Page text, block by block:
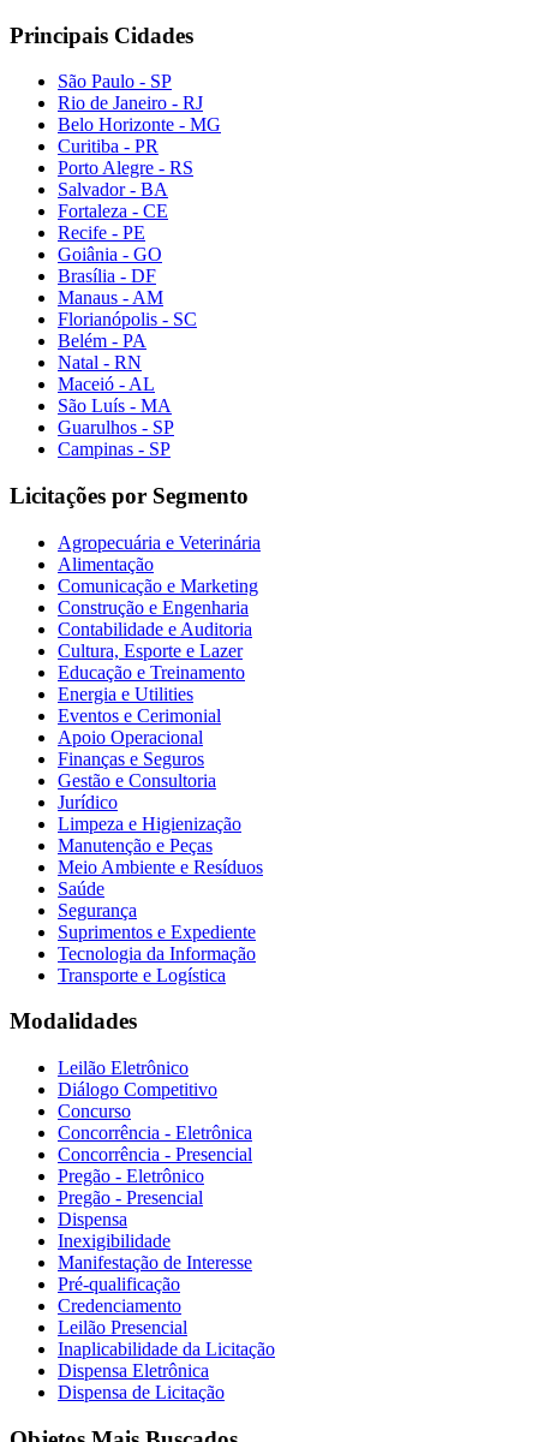
Principais Cidades
São Paulo - SP
Rio de Janeiro - RJ
Belo Horizonte - MG
Curitiba - PR
Porto Alegre - RS
Salvador - BA
Fortaleza - CE
Recife - PE
Goiânia - GO
Brasília - DF
Manaus - AM
Florianópolis - SC
Belém - PA
Natal - RN
Maceió - AL
São Luís - MA
Guarulhos - SP
Campinas - SP
Licitações por Segmento
Agropecuária e Veterinária
Alimentação
Comunicação e Marketing
Construção e Engenharia
Contabilidade e Auditoria
Cultura, Esporte e Lazer
Educação e Treinamento
Energia e Utilities
Eventos e Cerimonial
Apoio Operacional
Finanças e Seguros
Gestão e Consultoria
Jurídico
Limpeza e Higienização
Manutenção e Peças
Meio Ambiente e Resíduos
Saúde
Segurança
Suprimentos e Expediente
Tecnologia da Informação
Transporte e Logística
Modalidades
Leilão Eletrônico
Diálogo Competitivo
Concurso
Concorrência - Eletrônica
Concorrência - Presencial
Pregão - Eletrônico
Pregão - Presencial
Dispensa
Inexigibilidade
Manifestação de Interesse
Pré-qualificação
Credenciamento
Leilão Presencial
Inaplicabilidade da Licitação
Dispensa Eletrônica
Dispensa de Licitação